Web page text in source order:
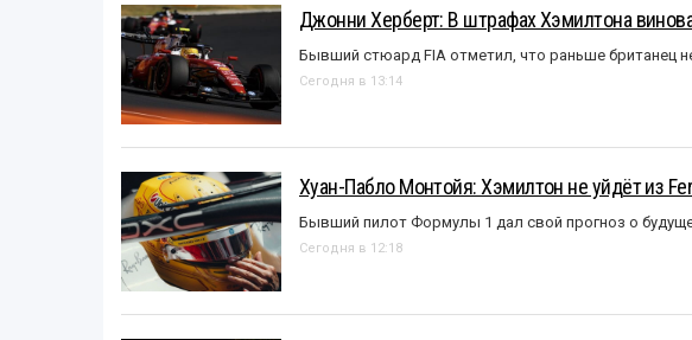
Джонни Херберт: В штрафах Хэмилтона
Бывший стюард FIA отметил, что раньше британец
Сегодня в 13:14
Хуан-Пабло Монтойя: Хэмилтон не уйдёт из
Бывший пилот Формулы 1 дал свой прогноз о
Сегодня в 12:18